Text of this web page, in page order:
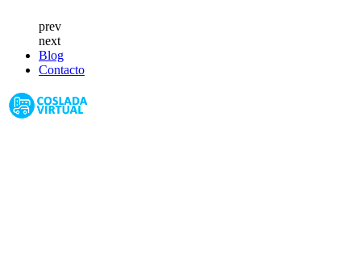
prev
next
Blog
Contacto